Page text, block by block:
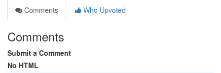
Comments
Who Upvoted
Comments
Submit a Comment
No HTML